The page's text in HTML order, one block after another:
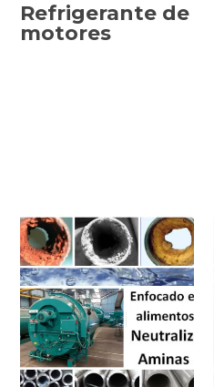
Refrigerante de
motores